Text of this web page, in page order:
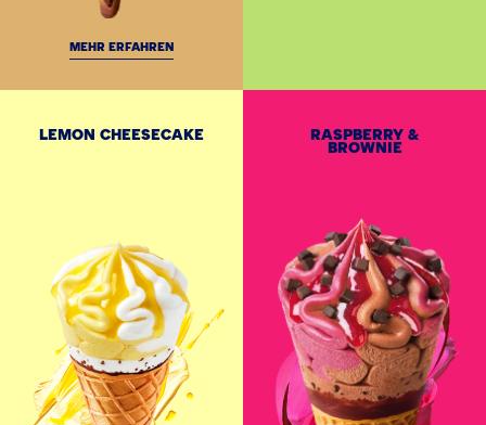
MEHR ERFAHREN
LEMON CHEESECAKE
RASPBERRY &
BROWNIE